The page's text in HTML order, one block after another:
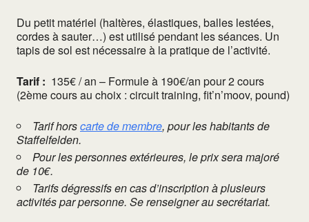
Du petit matériel (haltères, élastiques, balles lestées,
cordes à sauter…) est utilisé pendant les séances. Un
tapis de sol est nécessaire à la pratique de l’activité.
Tarif : 135€ / an – Formule à 190€/an pour 2 cours
(2ème cours au choix : circuit training, fit’n’moov, pound)
Tarif horscarte de membre, pour les habitants de
Staffelfelden.
Pour les personnes extérieures, le prix sera majoré
de 10€.
Tarifs dégressifs en cas d’inscription à plusieurs
activités par personne. Se renseigner au secrétariat.